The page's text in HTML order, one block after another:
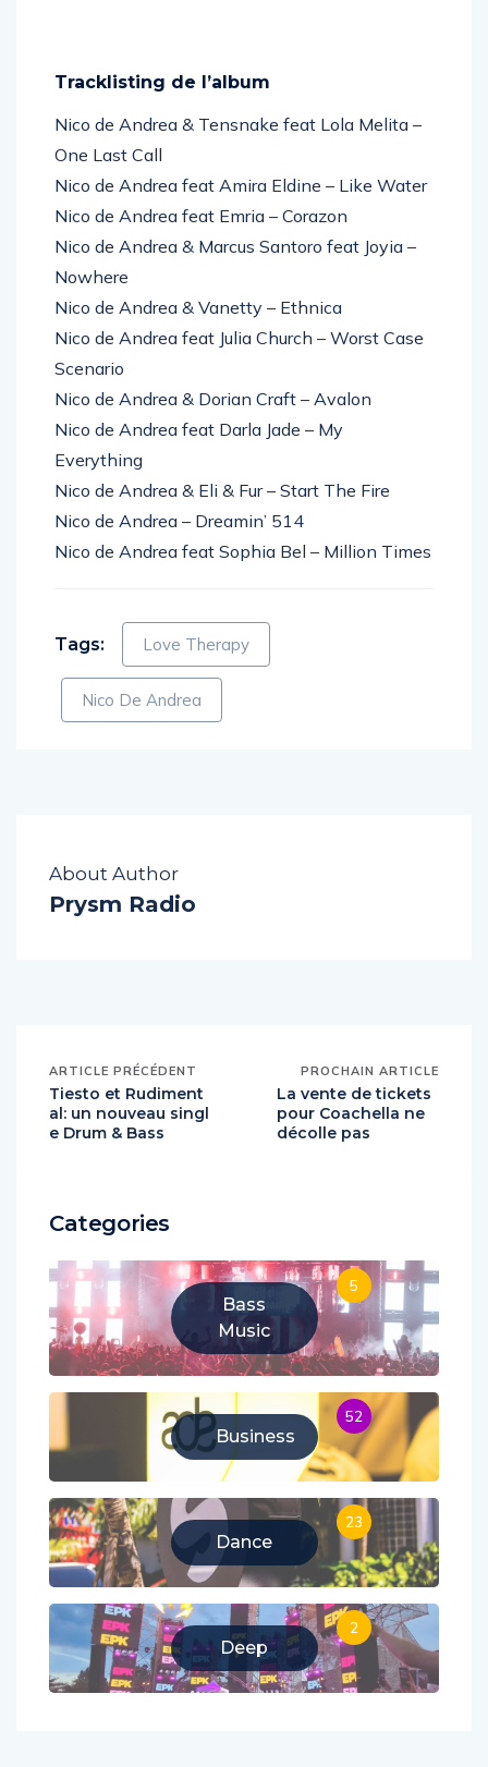
One Last Call
Nico de Andrea feat Amira Eldine – Like Water
Nico de Andrea feat Emria – Corazon
Nico de Andrea & Marcus Santoro feat Joyia –
Nowhere
Nico de Andrea & Vanetty – Ethnica
Nico de Andrea feat Julia Church – Worst Case
Scenario
Nico de Andrea & Dorian Craft – Avalon
Nico de Andrea feat Darla Jade – My
Everything
Nico de Andrea & Eli & Fur – Start The Fire
Nico de Andrea – Dreamin’ 514
Nico de Andrea feat Sophia Bel – Million Times
Love Therapy
Nico De Andrea
Prysm Radio
Tiesto et Rudiment
al: un nouveau singl
e Drum & Bass
La vente de tickets
pour Coachella ne
décolle pas
Bass
Music
5
Business
52
Dance
23
Deep
2